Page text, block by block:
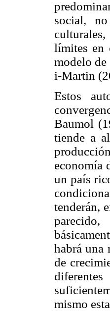
social,
límites en
modelo
i-Martin
Estos
Baumol
tiende a
economía
un país
tenderán,
habrá una
de
mismo